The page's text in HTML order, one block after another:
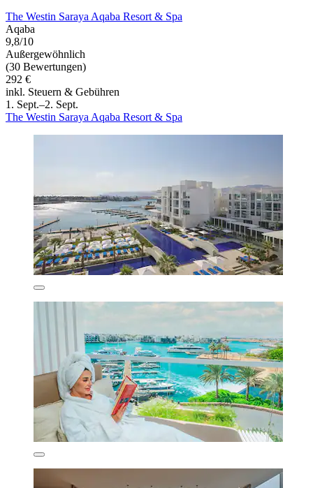
The Westin Saraya Aqaba Resort & Spa
Aqaba
9,8/10
Außergewöhnlich
(30 Bewertungen)
292 €
inkl. Steuern & Gebühren
1. Sept.–2. Sept.
The Westin Saraya Aqaba Resort & Spa